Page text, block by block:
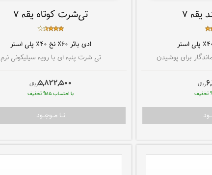
یقه ۷
برای پوشیدن
ريال
تی‌شرت کوتاه یقه ۷
ادی بائر ۶۰٪ نخ ۴۰٪ پلی استر
تی شرت پنبه ای با رویه سیلیکونی نرم
5,822,500ريال
با احتساب 15% تخفيف
نــا مــوجــود